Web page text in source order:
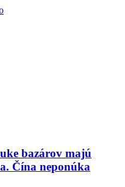
bazárov majú
Čína neponúka